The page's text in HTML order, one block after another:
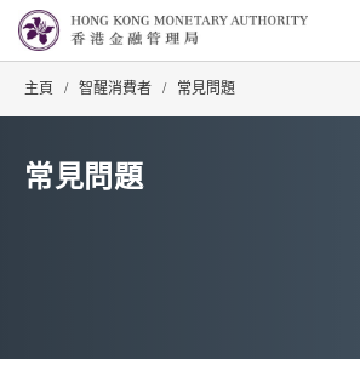
主頁 / 智醒消費者 / 常見問題
常見問題